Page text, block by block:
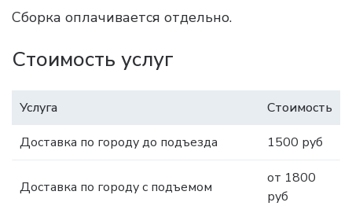
Сборка оплачивается отдельно.
Стоимость услуг
Услуга
Стоимость
Доставка по городу до подъезда
1500 руб
Доставка по городу с подъемом
от 1800
руб